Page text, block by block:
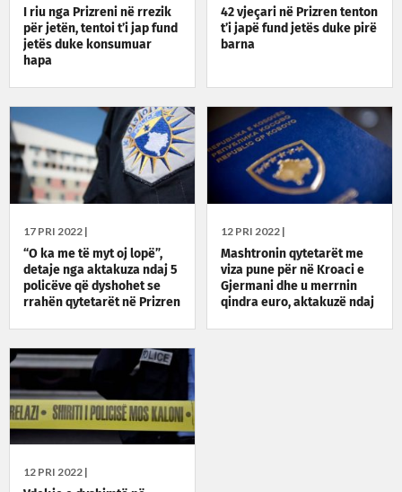
I riu nga Prizreni në rrezik
për jetën, tentoi t’i jap fund
jetës duke konsumuar
hapa
42 vjeçari në Prizren tenton
t’i japë fund jetës duke pirë
barna
17 PRI 2022 |
“O ka me të myt oj lopë”,
detaje nga aktakuza ndaj 5
policëve që dyshohet se
rrahën qytetarët në Prizren
12 PRI 2022 |
Mashtronin qytetarët me
viza pune për në Kroaci e
Gjermani dhe u merrnin
qindra euro, aktakuzë ndaj
12 PRI 2022 |